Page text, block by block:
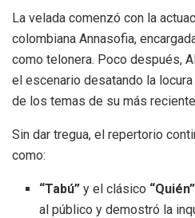
La velada comenzó con la
colombiana Annasofia,
como telonera. Poco después,
el escenario desatando la locura
de los temas de su más
Sin dar tregua, el repertorio
como:
“Tabú” y el clásico “Quién”
al público y demostró la